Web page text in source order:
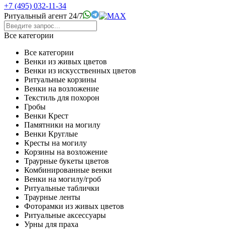
+7 (495) 032-11-34
Ритуальный агент 24/7
Все категории
Все категории
Венки из живых цветов
Венки из искусственных цветов
Ритуальные корзины
Венки на возложение
Текстиль для похорон
Гробы
Венки Крест
Памятники на могилу
Венки Круглые
Кресты на могилу
Корзины на возложение
Траурные букеты цветов
Комбинированные венки
Венки на могилу/гроб
Ритуальные таблички
Траурные ленты
Фоторамки из живых цветов
Ритуальные аксессуары
Урны для праха